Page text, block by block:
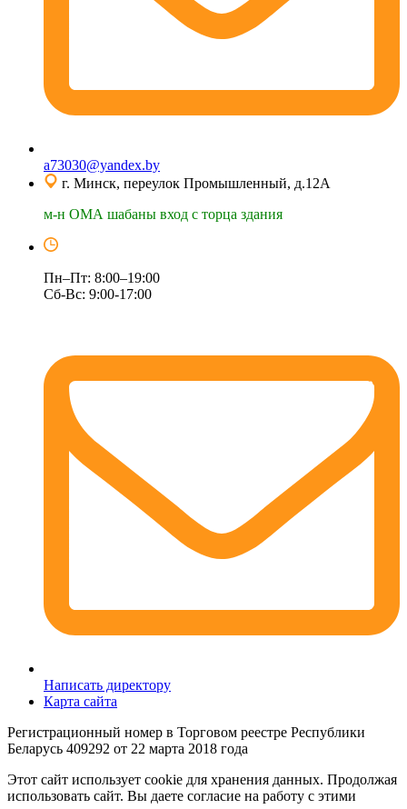
a73030@yandex.by
г. Минск, переулок Промышленный, д.12А
м-н ОМА шабаны вход с торца здания
Пн–Пт: 8:00–19:00
Сб-Вс: 9:00-17:00
Написать директору
Карта сайта
Регистрационный номер в Торговом реестре Республики
Беларусь 409292 от 22 марта 2018 года
Этот сайт использует cookie для хранения данных. Продолжая
использовать сайт. Вы даете согласие на работу с этими